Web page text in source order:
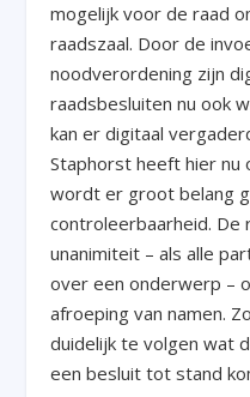
mogelijk voor de raad
raadszaal. Door de
noodverordening zijn
raadsbesluiten nu ook
kan er digitaal
Staphorst heeft hier nu
wordt er groot belang
controleerbaarheid.
unanimiteit – als alle
over een onderwerp –
afroeping van namen.
duidelijk te volgen wat
een besluit tot stand